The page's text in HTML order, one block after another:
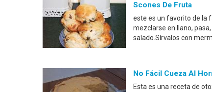
Scones De Fruta
este es un favorito de la
mezclarse en llano,
salado.Sírvalos con
No Fácil Cueza Al
Esta es una receta de